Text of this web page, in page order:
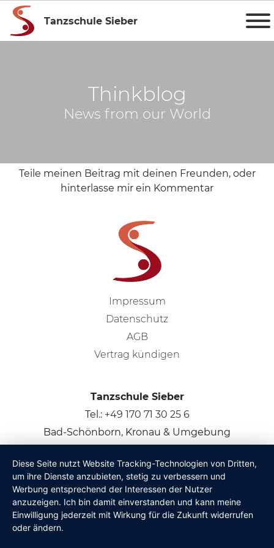
Tanzschule Sieber
Thinkblog
News from our World
Teile meinen Beitrag mit deinen Freunden, oder
hinterlasse mir ein Kommentar
Impressum
Datenschutz
AGB
Vertrag kündigen
Tanzschule Sieber
Tel.: +49 170 71 30 25 6
Bad-Schönborn, Kronau & Umgebung
© 2026 Claus Sieber
Diese Seite nutzt Website Tracking-Technologien von Dritten,
um ihre Dienste anzubieten, stetig zu verbessern und
Werbung entsprechend der Interessen der Nutzer
anzuzeigen. Ich bin damit einverstanden und kann meine
Einwilligung jederzeit mit Wirkung für die Zukunft widerrufen
oder ändern.